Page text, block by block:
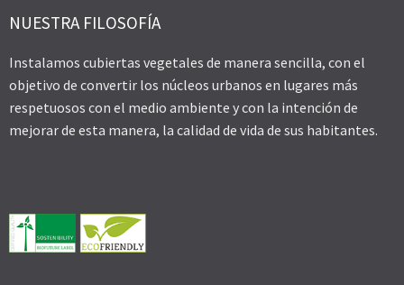
NUESTRA FILOSOFÍA
Instalamos cubiertas vegetales de manera sencilla, con el
objetivo de convertir los núcleos urbanos en lugares más
respetuosos con el medio ambiente y con la intención de
mejorar de esta manera, la calidad de vida de sus habitantes.